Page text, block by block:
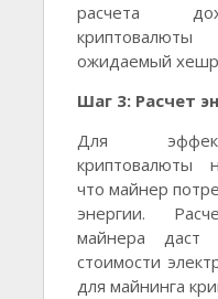
расчета
ожидаемый
Шаг 3: Расчет
Для
криптовалюты
что майнер
энергии.
майнера даст
стоимости
для майнинга